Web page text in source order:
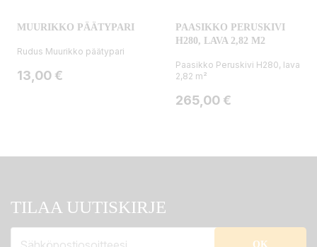
MUURIKKO PÄÄTYPARI
Rudus Muurikko päätypari
Hinta
13,00 €
PAASIKKO PERUSKIVI
H280, LAVA 2,82 M2
Paasikko Peruskivi H280, lava
2,82 m²
Hinta
265,00 €
TILAA UUTISKIRJE